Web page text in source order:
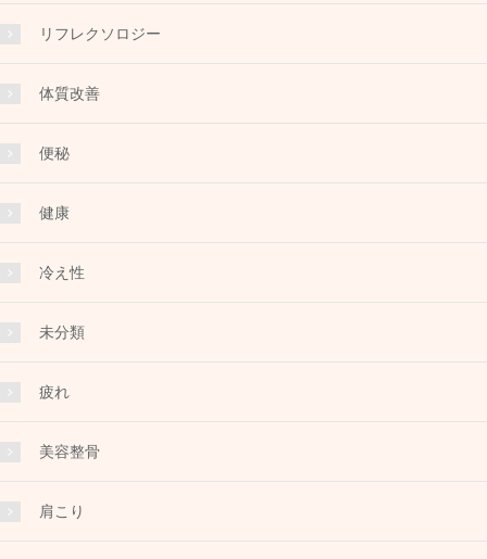
リフレクソロジー
体質改善
便秘
健康
冷え性
未分類
疲れ
美容整骨
肩こり